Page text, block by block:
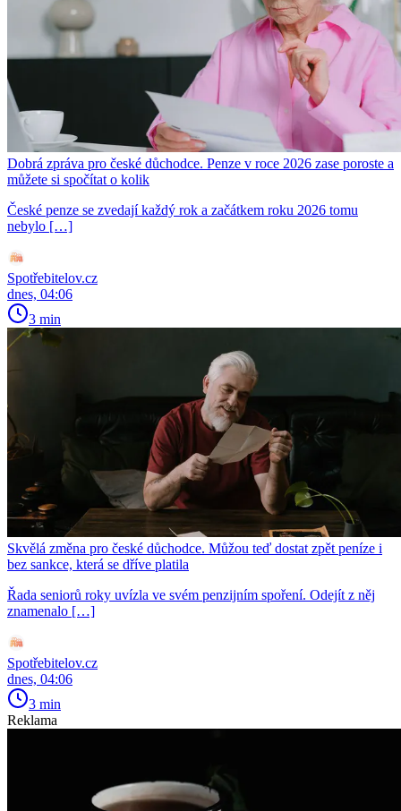
Dobrá zpráva pro české důchodce. Penze v roce 2026 zase poroste a
můžete si spočítat o kolik
České penze se zvedají každý rok a začátkem roku 2026 tomu
nebylo […]
Spotřebitelov.cz
dnes, 04:06
3 min
Skvělá změna pro české důchodce. Můžou teď dostat zpět peníze i
bez sankce, která se dříve platila
Řada seniorů roky uvízla ve svém penzijním spoření. Odejít z něj
znamenalo […]
Spotřebitelov.cz
dnes, 04:06
3 min
Reklama